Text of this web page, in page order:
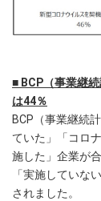
■ BCP（事業継
は44％
BCP（事業継続
ていた」「コロ
施した」企業が
「実施していな
されました。